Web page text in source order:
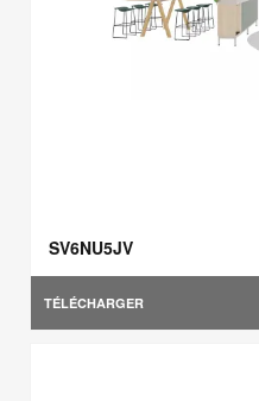
SV6NU5JV
TÉLÉCHARGER